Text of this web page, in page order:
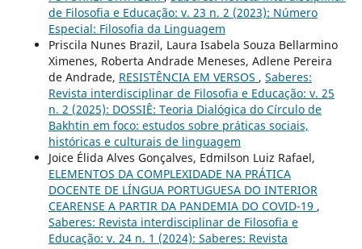
de Filosofia e Educação: v. 23 n. 2 (2023): Número
Especial: Filosofia da Linguagem
Priscila Nunes Brazil, Laura Isabela Souza Bellarmino
Ximenes, Roberta Andrade Meneses, Adlene Pereira
de Andrade, RESISTÊNCIA EM VERSOS , Saberes:
Revista interdisciplinar de Filosofia e Educação: v. 25
n. 2 (2025): DOSSIÊ: Teoria Dialógica do Círculo de
Bakhtin em foco: estudos sobre práticas sociais,
históricas e culturais de linguagem
Joice Élida Alves Gonçalves, Edmilson Luiz Rafael,
ELEMENTOS DA COMPLEXIDADE NA PRÁTICA
DOCENTE DE LÍNGUA PORTUGUESA DO INTERIOR
CEARENSE A PARTIR DA PANDEMIA DO COVID-19 ,
Saberes: Revista interdisciplinar de Filosofia e
Educação: v. 24 n. 1 (2024): Saberes: Revista